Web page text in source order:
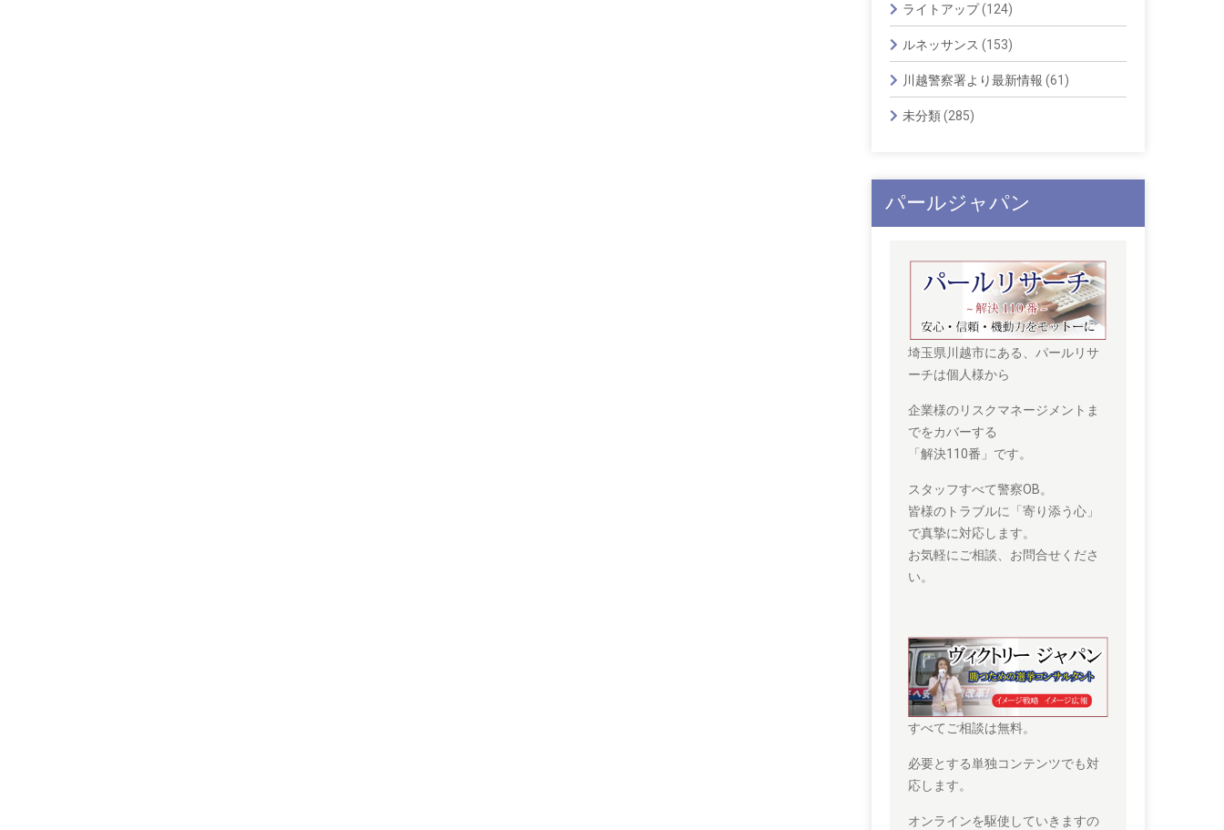
ライトアップ(124)
ルネッサンス (153)
川越警察署より最新情報 (61)
未分類(285)
パールジャパン
埼玉県川越市にある、パールリサ
ーチは個人様から
企業様のリスクマネージメントま
でをカバーする
「解決110番」です。
スタッフすべて警察OB。
皆様のトラブルに「寄り添う心」
で真摯に対応します。
お気軽にご相談、お問合せくださ
い。
すべてご相談は無料。
必要とする単独コンテンツでも対
応します。
オンラインを駆使していきますの